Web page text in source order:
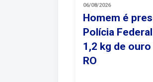
06/08/2026
Homem é
Polícia
1,2 kg de ouro
RO